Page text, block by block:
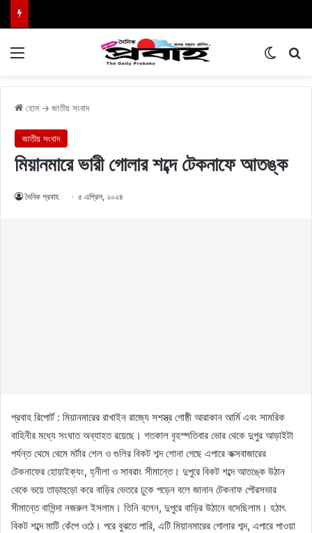
হোম → জাতীয় সংবাদ
জাতীয় সংবাদ
মিয়ানমারে ভারী গোলার শব্দে টেকনাফে আতঙ্ক
দৈনিক প্রবাহ ৫ এপ্রিল, ২০২৪
প্রবাহ রিপোর্ট : মিয়ানমারের রাখাইন রাজ্যে সশস্ত্র গোষ্ঠী আরাকান আর্মি এবং সামরিক
বাহিনীর মধ্যে সংঘাত অব্যাহত রয়েছে। গতকাল বৃহস্পতিবার ভোর থেকে দুপুর আড়াইটা
পর্যন্ত থেমে থেমে মর্টার শেল ও গুলির বিকট শব্দ শোনা গেছে এপারে কক্সবাজারের
টেকনাফের হোয়াইক্যং, হ্নীলা ও সাবরাং সীমান্তে। দুপুরে বিকট শব্দে আতঙ্কে উঠান
থেকে ভয়ে তাড়াহুড়ো করে বাড়ির ভেতরে ঢুকে পড়েন বলে জানান টেকনাফ পৌরসভার
সীমান্তে বাসিন্দা নজরুল ইসলাম। তিনি বলেন, দুপুরে বাড়ির উঠানে বসেছিলাম। হঠাৎ
বিকট শব্দে মাটি কেঁপে ওঠে। পরে বুঝতে পারি, এটি মিয়ানমারের গোলার শব্দ, এপারে পাওয়া